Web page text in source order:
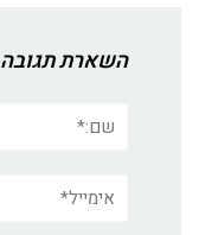
השארת תגובה